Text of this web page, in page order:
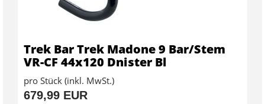
Trek Bar Trek Madone 9 Bar/Stem
VR-CF 44x120 Dnister Bl
pro Stück (inkl. MwSt.)
679,99 EUR